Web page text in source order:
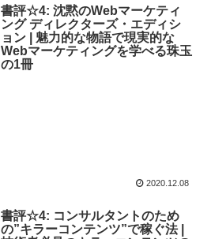
書評☆4: 沈黙のWebマーケティ
ング ディレクターズ・エディシ
ョン | 魅力的な物語で現実的な
Webマーケティングを学べる珠玉
の1冊
2020.12.08
書評☆4: コンサルタントのため
の”キラーコンテンツ”で稼ぐ法 |